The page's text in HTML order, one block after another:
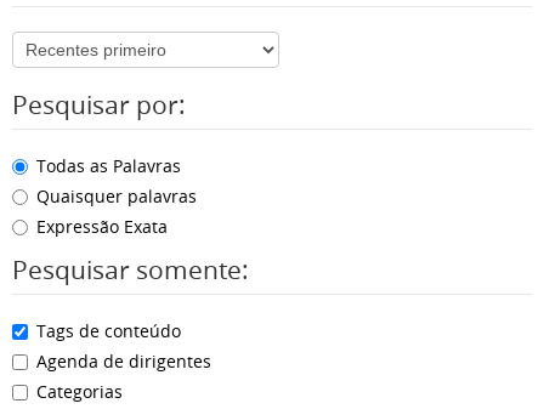
Pesquisar por:
Todas as Palavras
Quaisquer palavras
Expressão Exata
Pesquisar somente:
Tags de conteúdo
Agenda de dirigentes
Categorias